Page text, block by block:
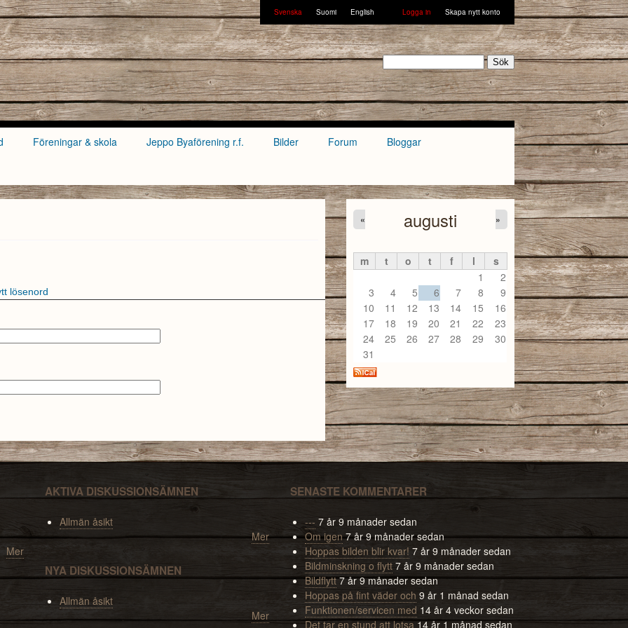
Svenska Suomi English Logga in Skapa nytt konto
Föreningar & skola Jeppo Byaförening r.f. Bilder Forum Bloggar
lösenord
augusti
« »
m t o t f l
s
1
2
3
4 5 6 7 8
9
10
11 12 13 14 15
16
17
18 19 20 21 22
23
24
25 26 27 28 29
30
31
Mer
AKTIVA DISKUSSIONSÄMNEN
Allmän åsikt
Mer
NYA DISKUSSIONSÄMNEN
Allmän åsikt
Mer
SENASTE KOMMENTARER
--- 7 år 9 månader sedan
Om igen 7 år 9 månader sedan
Hoppas bilden blir kvar! 7 år 9 månader sedan
Bildminskning o flytt 7 år 9 månader sedan
Bildflytt 7 år 9 månader sedan
Hoppas på fint väder och 9 år 1 månad sedan
Funktionen/servicen med 14 år 4 veckor sedan
Det tar en stund att lotsa 14 år 1 månad sedan